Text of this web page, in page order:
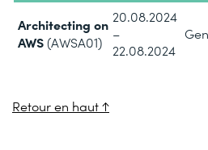
Architecting on
AWS(AWSA01)
20.08.2024
–
22.08.2024
Retour en haut ↑